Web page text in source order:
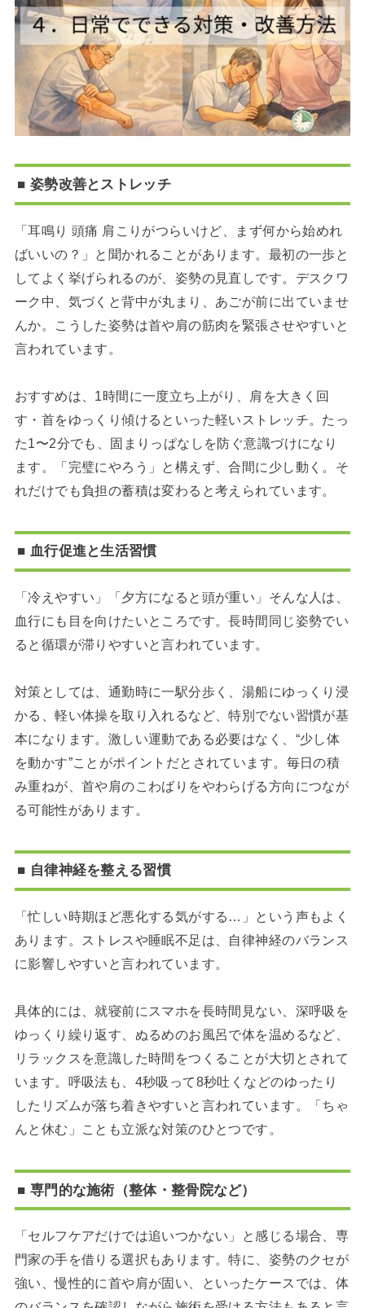
■ 姿勢改善とストレッチ
「耳鳴り 頭痛 肩こりがつらいけど、まず何から始めれ
ばいいの？」と聞かれることがあります。最初の一歩と
してよく挙げられるのが、姿勢の見直しです。デスクワ
ーク中、気づくと背中が丸まり、あごが前に出ていませ
んか。こうした姿勢は首や肩の筋肉を緊張させやすいと
言われています。
おすすめは、1時間に一度立ち上がり、肩を大きく回
す・首をゆっくり傾けるといった軽いストレッチ。たっ
た1〜2分でも、固まりっぱなしを防ぐ意識づけになり
ます。「完璧にやろう」と構えず、合間に少し動く。そ
れだけでも負担の蓄積は変わると考えられています。
■ 血行促進と生活習慣
「冷えやすい」「夕方になると頭が重い」そんな人は、
血行にも目を向けたいところです。長時間同じ姿勢でい
ると循環が滞りやすいと言われています。
対策としては、通勤時に一駅分歩く、湯船にゆっくり浸
かる、軽い体操を取り入れるなど、特別でない習慣が基
本になります。激しい運動である必要はなく、“少し体
を動かす”ことがポイントだとされています。毎日の積
み重ねが、首や肩のこわばりをやわらげる方向につなが
る可能性があります。
■ 自律神経を整える習慣
「忙しい時期ほど悪化する気がする…」という声もよく
あります。ストレスや睡眠不足は、自律神経のバランス
に影響しやすいと言われています。
具体的には、就寝前にスマホを長時間見ない、深呼吸を
ゆっくり繰り返す、ぬるめのお風呂で体を温めるなど、
リラックスを意識した時間をつくることが大切とされて
います。呼吸法も、4秒吸って8秒吐くなどのゆったり
したリズムが落ち着きやすいと言われています。「ちゃ
んと休む」ことも立派な対策のひとつです。
■ 専門的な施術（整体・整骨院など）
「セルフケアだけでは追いつかない」と感じる場合、専
門家の手を借りる選択もあります。特に、姿勢のクセが
強い、慢性的に首や肩が固い、といったケースでは、体